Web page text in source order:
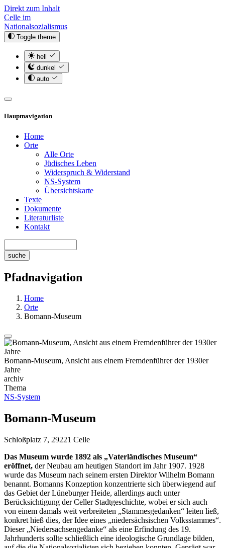
Direkt zum Inhalt
Celle im
Nationalsozialismus
Toggle theme
hell
dunkel
auto
Hauptnavigation
Home
Orte
Alle Orte
Jüdisches Leben
Widerspruch & Widerstand
NS-System
Übersichtskarte
Texte
Dokumente
Literaturliste
Kontakt
Pfadnavigation
Home
Orte
Bomann-Museum
Bomann-Museum, Ansicht aus einem Fremdenführer der 1930er
Jahre
archiv
Thema
NS-System
Bomann-Museum
Schloßplatz 7, 29221 Celle
Das Museum wurde 1892 als „Vaterländisches Museum“
eröffnet, der Neubau am heutigen Standort im Jahr 1907. 1928
wurde das Museum nach seinem ersten Direktor Wilhelm Bomann
benannt. Bomanns Konzeption konzentrierte sich überwiegend auf
das Gebiet der Lüneburger Heide, allerdings auch unter
Berücksichtigung der Celler Stadtgeschichte, wobei er sich auch
von einem damals weit verbreiteten „Stammesgedanken“ leiten ließ,
konkret hieß dies, der Idee eines „niedersächsischen Volksstammes“.
Dieser „Niedersachsengedanke“ als eine Erfindung des 19.
Jahrhunderts sollte schließlich eine ideologische Grundlage bilden,